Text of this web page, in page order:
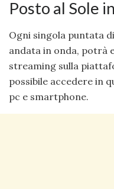
Posto al Sole
Ogni singola puntata
andata in onda, potrà
streaming sulla
possibile accedere in
pc e smartphone.